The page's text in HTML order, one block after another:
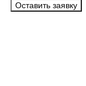
Оставить заявку